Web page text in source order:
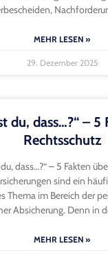
MEHR LESEN »
29. Dezember 2025
du, dass…?“ – 5
Rechtsschutz
dass…?“ – 5 Fakten
sind ein
Thema im Bereich der
Absicherung. Denn in
MEHR LESEN »